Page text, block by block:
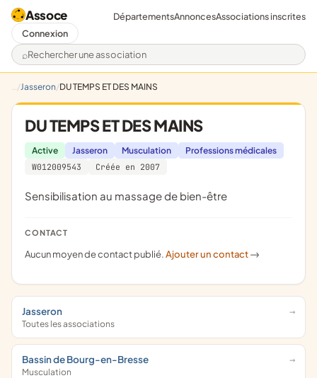
Assoce
Rechercher une association
DépartementsAnnoncesAssociations inscrites
Connexion
Jasseron DU TEMPS ET DES MAINS
DU TEMPS ET DES MAINS
Active Jasseron Musculation
Professions médicales
W012009543
Créée en 2007
sensibilisation au massage de bien-être
CONTACT
Aucun moyen de contact publié.Ajouter un contact ->
Jasseron
Toutes les associations
Bassin de Bourg-en-Bresse
Musculation